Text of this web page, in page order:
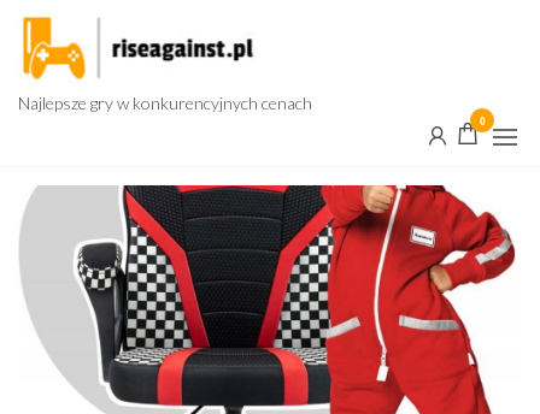
Przejdź
treści
Najlepsze gry w konkurencyjnych cenach
0